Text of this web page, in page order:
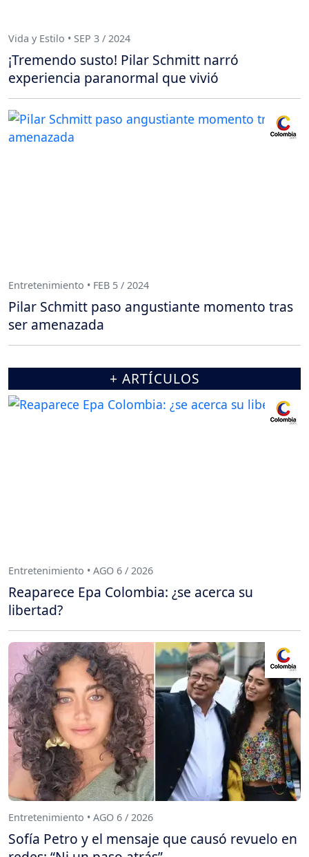
Vida y Estilo • SEP 3 / 2024
¡Tremendo susto! Pilar Schmitt narró
experiencia paranormal que vivió
Entretenimiento • FEB 5 / 2024
Pilar Schmitt paso angustiante momento tras
ser amenazada
+ ARTÍCULOS
Entretenimiento • AGO 6 / 2026
Reaparece Epa Colombia: ¿se acerca su
libertad?
Entretenimiento • AGO 6 / 2026
Sofía Petro y el mensaje que causó revuelo en